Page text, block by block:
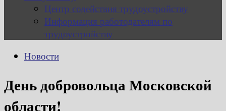
Центр содействия трудоустройству
Информация работодателям по
трудоустройству
Новости
День добровольца Московской
области!